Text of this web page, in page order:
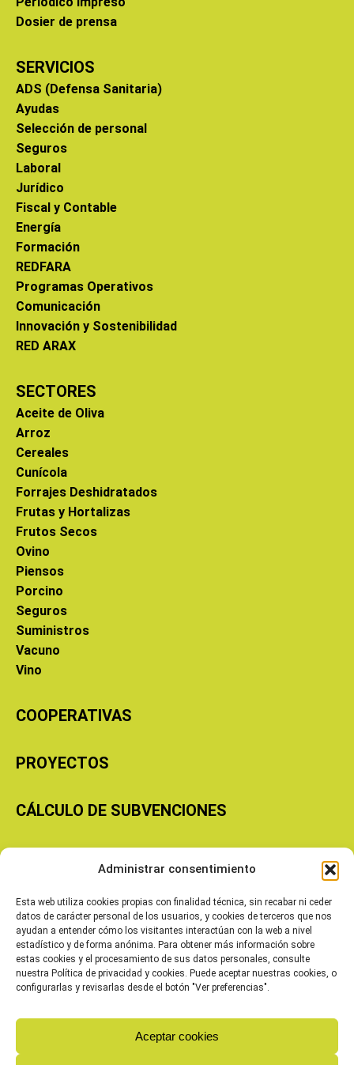
Administrar consentimiento
Esta web utiliza cookies propias con finalidad técnica, sin recabar ni ceder
datos de carácter personal de los usuarios, y cookies de terceros que nos
ayudan a entender cómo los visitantes interactúan con la web a nivel
estadístico y de forma anónima. Para obtener más información sobre
estas cookies y el procesamiento de sus datos personales, consulte
nuestra Política de privacidad y cookies. Puede aceptar nuestras cookies, o
configurarlas y revisarlas desde el botón "Ver preferencias".
Aceptar cookies
Dosier de prensa
SERVICIOS
ADS (Defensa Sanitaria)
Ayudas
Selección de personal
Seguros
Laboral
Jurídico
Fiscal y Contable
Energía
Formación
REDFARA
Programas Operativos
Comunicación
Innovación y Sostenibilidad
RED ARAX
SECTORES
Aceite de Oliva
Arroz
Cereales
Cunícola
Forrajes Deshidratados
Frutas y Hortalizas
Frutos Secos
Ovino
Piensos
Porcino
Seguros
Suministros
Vacuno
Vino
COOPERATIVAS
PROYECTOS
CÁLCULO DE SUBVENCIONES